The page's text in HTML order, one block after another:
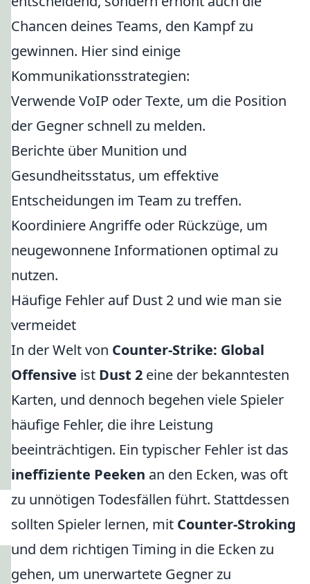
Chancen deines Teams, den Kampf zu
gewinnen. Hier sind einige
Kommunikationsstrategien:
Verwende VoIP oder Texte, um die Position
der Gegner schnell zu melden.
Berichte über Munition und
Gesundheitsstatus, um effektive
Entscheidungen im Team zu treffen.
Koordiniere Angriffe oder Rückzüge, um
neugewonnene Informationen optimal zu
nutzen.
Häufige Fehler auf Dust 2 und wie man sie
vermeidet
In der Welt von Counter-Strike: Global
Offensive ist Dust 2 eine der bekanntesten
Karten, und dennoch begehen viele Spieler
häufige Fehler, die ihre Leistung
beeinträchtigen. Ein typischer Fehler ist das
ineffiziente Peeken an den Ecken, was oft
zu unnötigen Todesfällen führt. Stattdessen
sollten Spieler lernen, mit Counter-Stroking
und dem richtigen Timing in die Ecken zu
gehen, um unerwartete Gegner zu